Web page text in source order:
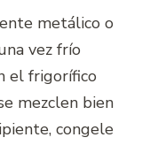
metálico o
vez frío
el frigorífico
mezclen bien
congele